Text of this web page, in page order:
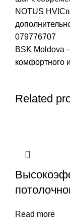
NOTUS
079776707
BSK Moldova
комфортного
Related
Read more